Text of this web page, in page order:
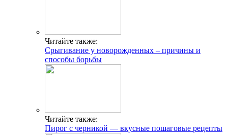
Читайте также:
Срыгивание у новорожденных – причины и
способы борьбы
Читайте также:
Пирог с черникой — вкусные пошаговые рецепты